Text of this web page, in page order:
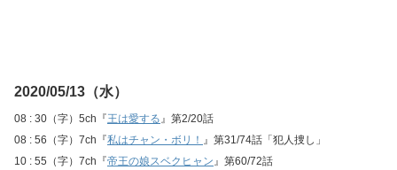
2020/05/13（水）
08 : 30（字）5ch『王は愛する』第2/20話
08 : 56（字）7ch『私はチャン・ボリ！ 』第31/74話「犯人捜し」
10 : 55（字）7ch『帝王の娘スベクヒャン』第60/72話